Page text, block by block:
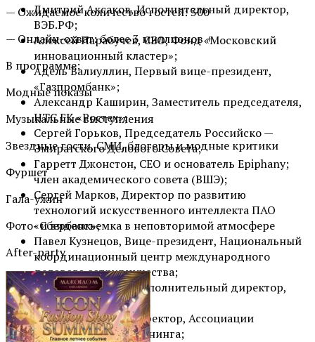
Дмитрий Аксаков, Исполнительный директор,
ВЭБ.РФ;
Алексей Парабучев, СЕО, Фонд «Московский
инновационный кластер»;
Адель Валиуллин, Первый вице-президент,
«Газпромбанк»;
Александр Каширин, Заместитель председателя,
НТС ГК «Ростех»;
Сергей Горьков, Председатель Российско —
Эмиратского Делового Совета;
Гарретт Джонстон, СЕО и основатель Epiphany;
член академического совета (ВШЭ);
Сергей Марков, Директор по развитию
технологий искусственного интеллекта ПАО
«Сбербанк»;
Павел Кузнецов, Вице-президент, Национальный
координационный центр международного
делового сотрудничества;
Дмитрий Марков, Исполнительный директор,
MTS AI;
Сергей Безделов, Директор, Ассоциации
промышленного майнинга;
— Ожидаемое количество гостей: 300
— Онлайн-охват: более 3 миллионов +
В программе:
Модные показы
Музыкальные выступления
Звездные гости, СМИ, блогеры и модные критики
Фуршет
Гала-ужин
Фото- и видеосъемка в неповторимой атмосфере
After-party